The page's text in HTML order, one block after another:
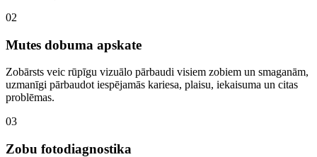
02
Mutes dobuma apskate
Zobārsts veic rūpīgu vizuālo pārbaudi visiem zobiem un smaganām,
uzmanīgi pārbaudot iespējamās kariesa, plaisu, iekaisuma un citas
problēmas.
03
Zobu fotodiagnostika